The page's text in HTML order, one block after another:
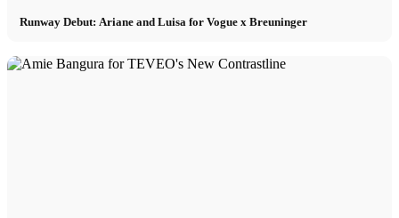
Runway Debut: Ariane and Luisa for Vogue x Breuninger